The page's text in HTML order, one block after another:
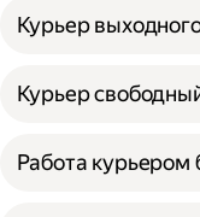
Курьер
Курьер
Работа курьером